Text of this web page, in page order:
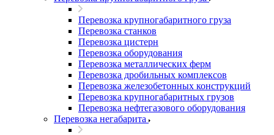
Перевозка крупногабаритного груза
Перевозка станков
Перевозка цистерн
Перевозка оборудования
Перевозка металлических ферм
Перевозка дробильных комплексов
Перевозка железобетонных конструкций
Перевозка крупногабаритных грузов
Перевозка нефтегазового оборудования
Перевозка негабарита